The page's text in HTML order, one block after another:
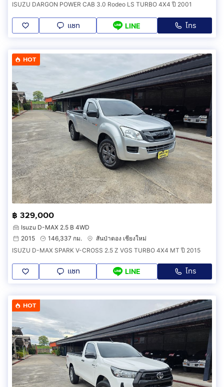
ISUZU DARGON POWER CAB 3.0 Rodeo LS TURBO 4X4 ปี 2001
แชท LINE โทร
HOT
฿ 329,000
Isuzu D-MAX 2.5 B 4WD
2015
146,337 กม.
สันป่าตอง เชียงใหม่
ISUZU D-MAX SPARK V-CROSS 2.5 Z VGS TURBO 4X4 MT ปี 2015
แชท LINE โทร
HOT